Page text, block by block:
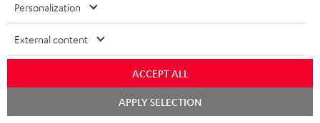
N
e
w
s
Wähle deinen Gutschein!
Melde dich für den Newsletter an und erhalte bis zu
45 € als Dankeschön.
WIDGET
Personalization
External content
ACCEPT ALL
APPLY SELECTION